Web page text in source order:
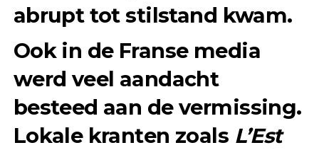
abrupt tot stilstand kwam.
Ook in de Franse media
werd veel aandacht
besteed aan de vermissing.
Lokale kranten zoals L’Est